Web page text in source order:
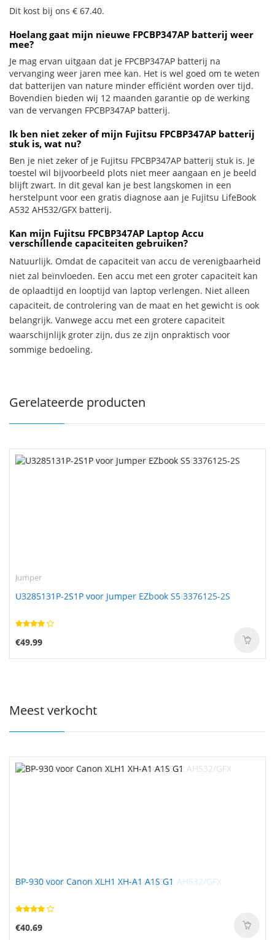
Dit kost bij ons € 67.40.
Hoelang gaat mijn nieuwe FPCBP347AP batterij weer
mee?
Je mag ervan uitgaan dat je FPCBP347AP batterij na
vervanging weer jaren mee kan. Het is wel goed om te weten
dat batterijen van nature minder efficiënt worden over tijd.
Bovendien bieden wij 12 maanden garantie op de werking
van de vervangen FPCBP347AP batterij.
Ik ben niet zeker of mijn Fujitsu FPCBP347AP batterij
stuk is, wat nu?
Ben je niet zeker of je Fujitsu FPCBP347AP batterij stuk is. Je
toestel wil bijvoorbeeld plots niet meer aangaan en je beeld
blijft zwart. In dit geval kan je best langskomen in een
herstelpunt voor een gratis diagnose aan je Fujitsu LifeBook
A532 AH532/GFX batterij.
Kan mijn Fujitsu FPCBP347AP Laptop Accu
verschillende capaciteiten gebruiken?
Natuurlijk. Omdat de capaciteit van accu de verenigbaarheid
niet zal beïnvloeden. Een accu met een groter capaciteit kan
de oplaadtijd en looptijd van laptop verlengen. Niet alleen
capaciteit, de controlering van de maat en het gewicht is ook
belangrijk. Vanwege accu met een grotere capaciteit
waarschijnlijk groter zijn, dus ze zijn onpraktisch voor
sommige bedoeling.
Gerelateerde producten
Jumper
U3285131P-2S1P voor Jumper EZbook S5 3376125-2S
€49.99
Meest verkocht
BP-930 voor Canon XLH1 XH-A1 A1S G1
€40.69